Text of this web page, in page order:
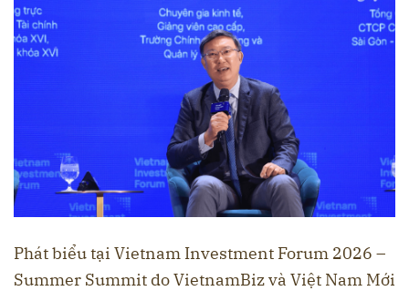
Phát biểu tại Vietnam Investment Forum 2026 –
Summer Summit do VietnamBiz và Việt Nam Mới